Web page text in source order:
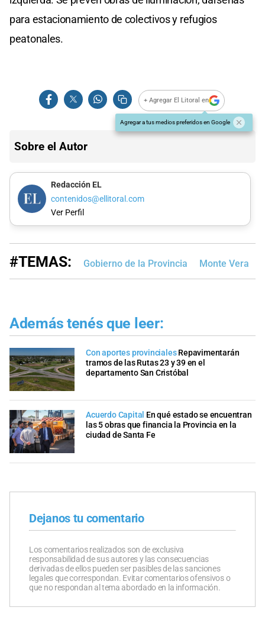
para estacionamiento de colectivos y refugios
peatonales.
+ Agregar El Litoral en
Agregar a tus medios preferidos en Google
Sobre el Autor
Redacción EL
contenidos@ellitoral.com
Ver Perfil
#TEMAS: Gobierno de la Provincia Monte Vera
Además tenés que leer:
Con aportes provinciales Repavimentarán
tramos de las Rutas 23 y 39 en el
departamento San Cristóbal
Acuerdo Capital En qué estado se encuentran
las 5 obras que financia la Provincia en la
ciudad de Santa Fe
Dejanos tu comentario
Los comentarios realizados son de exclusiva
responsabilidad de sus autores y las consecuencias
derivadas de ellos pueden ser pasibles de las sanciones
legales que correspondan. Evitar comentarios ofensivos o
que no respondan al tema abordado en la información.